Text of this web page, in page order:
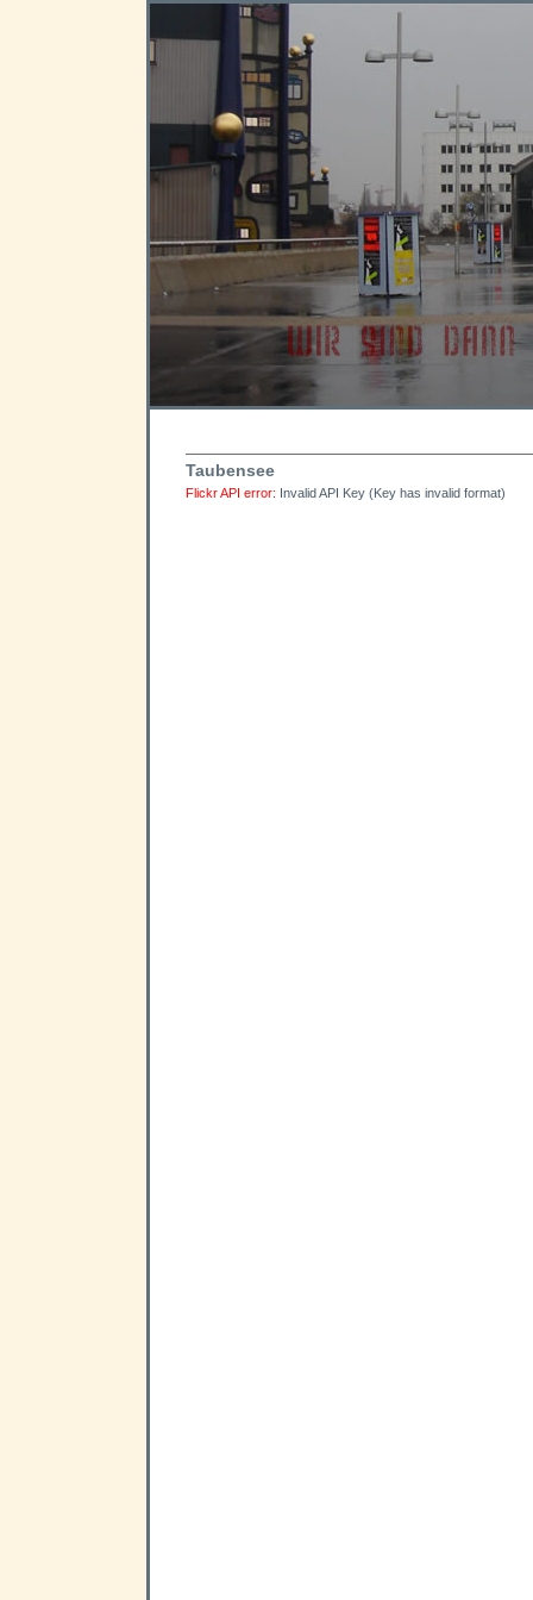
Taubensee
Flickr API error: Invalid API Key (Key has invalid format)